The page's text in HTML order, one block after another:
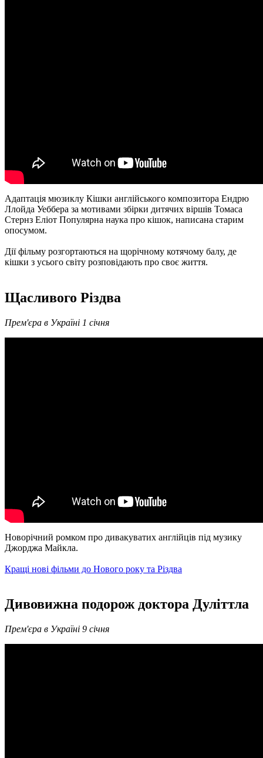
Адаптація мюзиклу Кішки англійського композитора Ендрю
Ллойда Уеббера за мотивами збірки дитячих віршів Томаса
Стернз Еліот Популярна наука про кішок, написана старим
опосумом.
Дії фільму розгортаються на щорічному котячому балу, де
кішки з усього світу розповідають про своє життя.
Щасливого Різдва
Прем'єра в Україні 1 січня
Новорічний ромком про дивакуватих англійців під музику
Джорджа Майкла.
Кращі нові фільми до Нового року та Різдва
Дивовижна подорож доктора Дуліттла
Прем'єра в Україні 9 січня